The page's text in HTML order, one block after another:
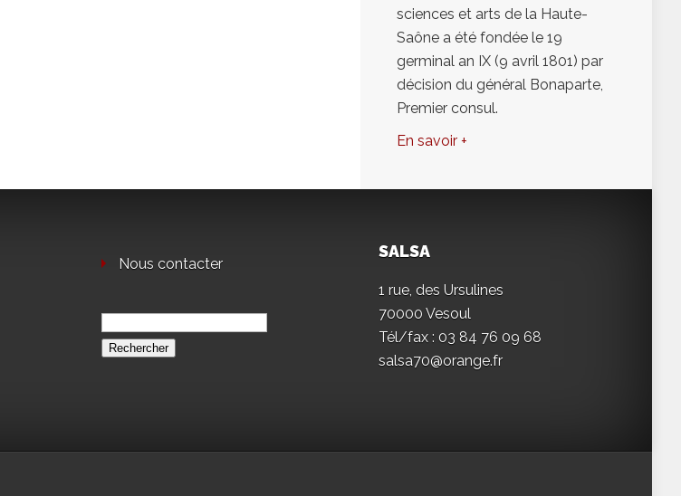
sciences et arts de la Haute-
Saône a été fondée le 19
germinal an IX (9 avril 1801) par
décision du général Bonaparte,
Premier consul.
En savoir +
Nous contacter
Rechercher :
SALSA
1 rue, des Ursulines
70000 Vesoul
Tél/fax : 03 84 76 09 68
salsa70@orange.fr